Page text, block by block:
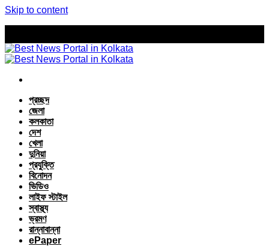
Skip to content
প্রচ্ছদ
জেলা
কলকাতা
দেশ
খেলা
দুনিয়া
প্রযুক্তি
বিনোদন
ভিডিও
লাইফ স্টাইল
স্বাস্থ্য
ভ্রমণ
রান্নাবান্না
ePaper